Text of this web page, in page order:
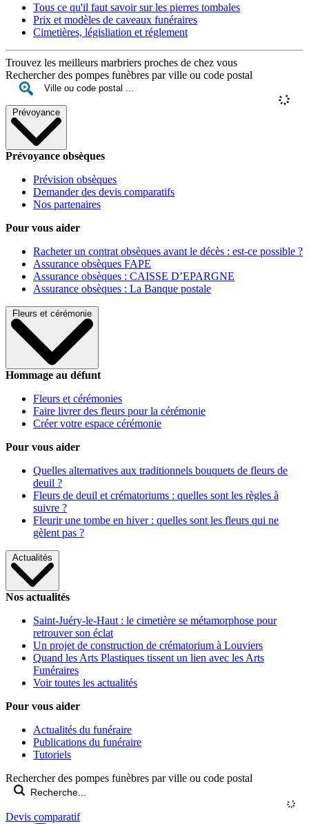
Tous ce qu'il faut savoir sur les pierres tombales
Prix et modèles de caveaux funéraires
Cimetières, législiation et réglement
Trouvez les meilleurs marbriers proches de chez vous
Rechercher des pompes funèbres par ville ou code postal
Prévoyance
Prévoyance obsèques
Prévision obsèques
Demander des devis comparatifs
Nos partenaires
Pour vous aider
Racheter un contrat obsèques avant le décès : est-ce possible ?
Assurance obsèques FAPE
Assurance obsèques : CAISSE D’EPARGNE
Assurance obsèques : La Banque postale
Fleurs et cérémonie
Hommage au défunt
Fleurs et cérémonies
Faire livrer des fleurs pour la cérémonie
Créer votre espace cérémonie
Pour vous aider
Quelles alternatives aux traditionnels bouquets de fleurs de
deuil ?
Fleurs de deuil et crématoriums : quelles sont les règles à
suivre ?
Fleurir une tombe en hiver : quelles sont les fleurs qui ne
gèlent pas ?
Actualités
Nos actualités
Saint-Juéry-le-Haut : le cimetière se métamorphose pour
retrouver son éclat
Un projet de construction de crématorium à Louviers
Quand les Arts Plastiques tissent un lien avec les Arts
Funéraires
Voir toutes les actualités
Pour vous aider
Actualités du funéraire
Publications du funéraire
Tutoriels
Rechercher des pompes funèbres par ville ou code postal
Devis comparatif